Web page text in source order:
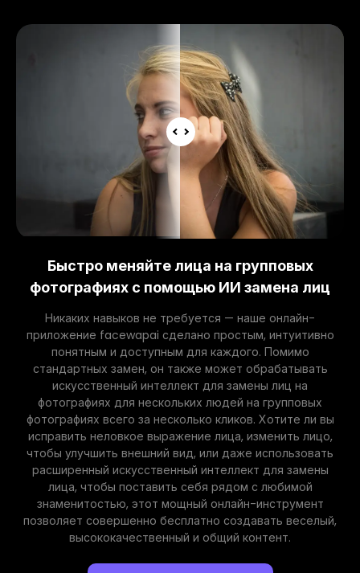
Быстро меняйте лица на групповых
фотографиях с помощью ИИ замена лиц
Никаких навыков не требуется — наше онлайн-
приложение facewapai сделано простым, интуитивно
понятным и доступным для каждого. Помимо
стандартных замен, он также может обрабатывать
искусственный интеллект для замены лиц на
фотографиях для нескольких людей на групповых
фотографиях всего за несколько кликов. Хотите ли вы
исправить неловкое выражение лица, изменить лицо,
чтобы улучшить внешний вид, или даже использовать
расширенный искусственный интеллект для замены
лица, чтобы поставить себя рядом с любимой
знаменитостью, этот мощный онлайн-инструмент
позволяет совершенно бесплатно создавать веселый,
высококачественный и общий контент.